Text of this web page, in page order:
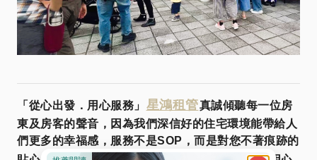
「從心出發．用心服務」 星鴻租管真誠傾聽每一位房
東及房客的聲音，因為我們深信好的住宅環境能帶給人
們更多的幸福感，服務不是SOP，而是對您不著痕跡的